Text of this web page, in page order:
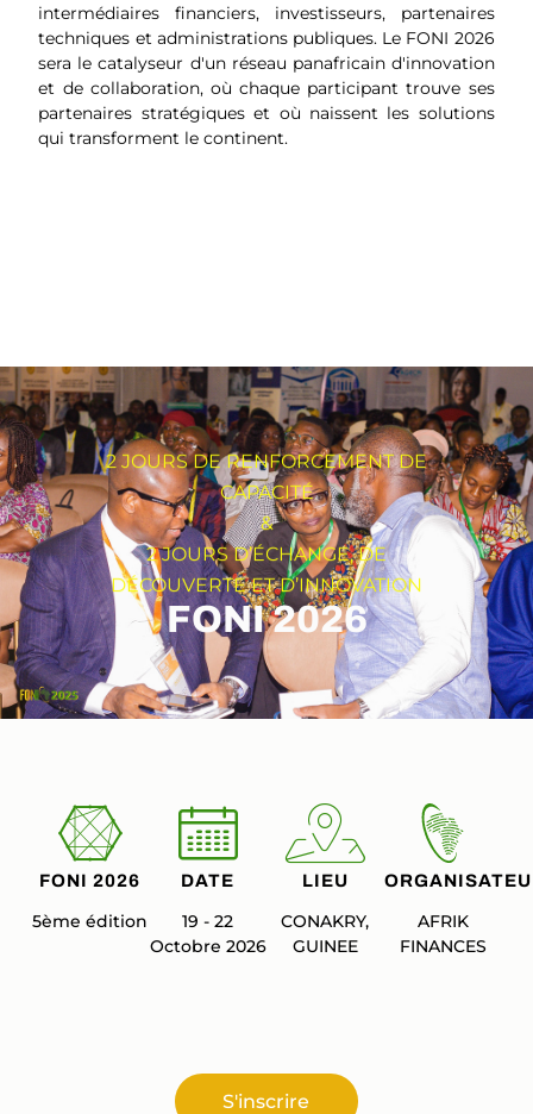
intermédiaires financiers, investisseurs, partenaires
techniques et administrations publiques. Le FONI 2026
sera le catalyseur d'un réseau panafricain d'innovation
et de collaboration, où chaque participant trouve ses
partenaires stratégiques et où naissent les solutions
qui transforment le continent.
2 JOURS DE RENFORCEMENT DE
CAPACITÉ
&
2 JOURS D’ÉCHANGE, DE
DÉCOUVERTE ET D’INNOVATION
FONI 2026
FONI 2026
5ème édition
DATE
19 - 22
Octobre 2026
LIEU
CONAKRY,
GUINEE
AFRIK
FINANCES
S'inscrire